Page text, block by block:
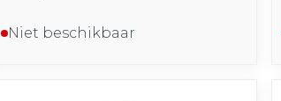
Niet beschikbaar